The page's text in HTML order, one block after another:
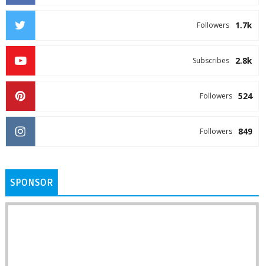
1.7k
Followers
2.8k
Subscribes
524
Followers
849
Followers
SPONSOR